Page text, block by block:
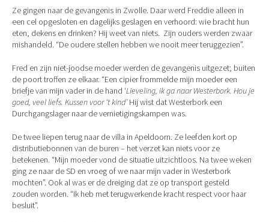
Ze gingen naar de gevangenis in Zwolle. Daar werd Freddie alleen in
een cel opgesloten en dagelijks geslagen en verhoord: wie bracht hun
eten, dekens en drinken? Hij weet van niets. Zijn ouders werden zwaar
mishandeld. “De oudere stellen hebben we nooit meer teruggezien”.
Fred en zijn niet-joodse moeder werden de gevangenis uitgezet; buiten
de poort troffen ze elkaar. “Een cipier frommelde mijn moeder een
briefje van mijn vader in de hand ‘Lieveling, ik ga naar Westerbork. Hou je
goed, veel liefs. Kussen voor ‘t kind’Hij wist dat Westerbork een
Durchgangslager naar de vernietigingskampen was.
De twee liepen terug naar de villa in Apeldoorn. Ze leefden kort op
distributiebonnen van de buren – het verzet kan niets voor ze
betekenen. “Mijn moeder vond de situatie uitzichtloos. Na twee weken
ging ze naar de SD en vroeg of we naar mijn vader in Westerbork
mochten”. Ook al was er de dreiging dat ze op transport gesteld
zouden worden. “Ik heb met terugwerkende kracht respect voor haar
besluit”.